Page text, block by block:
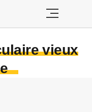
vieux